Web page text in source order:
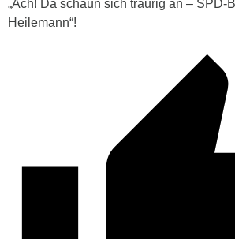
„Ach! Da schaun sich traurig an – SPD-
Heilemann“!